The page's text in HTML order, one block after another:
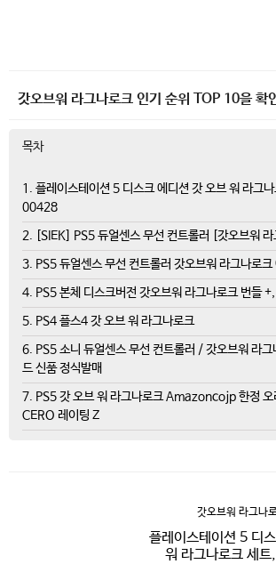
갓오브워 라그나로크 인기 순위 TOP 10을 확
목차
1. 플레이스테이션 5 디스크 에디션 갓 오브 워 라그
00428
2. [SIEK] PS5 듀얼센스 무선 컨트롤러 [갓오브워 라
3. PS5 듀얼센스 무선 컨트롤러 갓오브워 라그나로크
4. PS5 본체 디스크버전 갓오브워 라그나로크 번들
5. PS4 플스4 갓 오브 워 라그나로크
6. PS5 소니 듀얼센스 무선 컨트롤러 / 갓오브워 라그
드 신품 정식발매
7. PS5 갓 오브 워 라그나로크 Amazoncojp 한정 오
CERO 레이팅 Z
갓오브워 라그나
플레이스테이션 5 디
워 라그나로크 세